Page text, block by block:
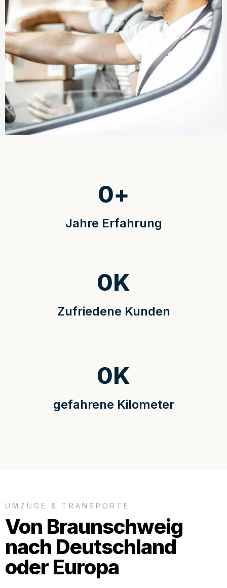
Jahre Erfahrung
0+
Zufriedene Kunden
0K
gefahrene Kilometer
0K
UMZÜGE & TRANSPORTE
Von Braunschweig
nach Deutschland
oder Europa